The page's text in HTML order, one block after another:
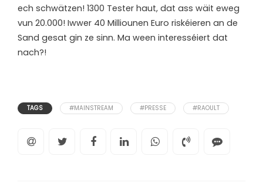
ech schwätzen! 1300 Tester haut, dat ass wäit eweg
vun 20.000! Iwwer 40 Milliounen Euro riskéieren an de
Sand gesat gin ze sinn. Ma ween interesséiert dat
nach?!
TAGS #MAINSTREAM #PRESSE #RAOULT